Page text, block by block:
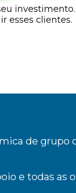
investimento.
esses clientes.
de grupo
e todas as